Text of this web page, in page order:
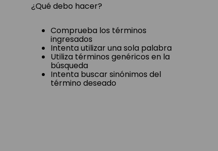
¿Qué debo hacer?
Comprueba los términos
ingresados
Intenta utilizar una sola palabra
Utiliza términos genéricos en la
búsqueda
Intenta buscar sinónimos del
término deseado